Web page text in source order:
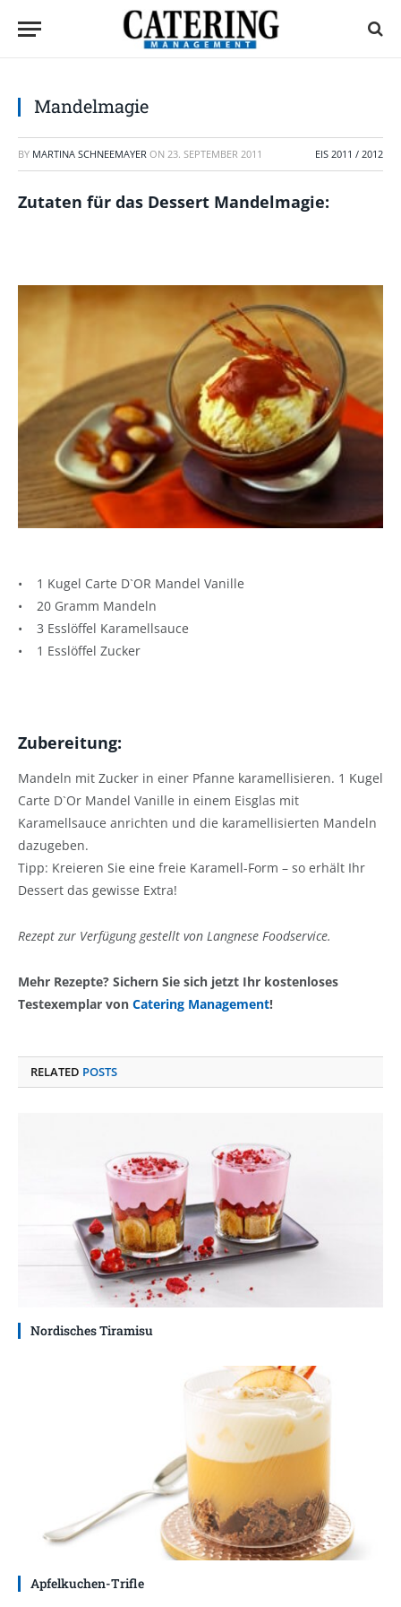
Mandelmagie
BY MARTINA SCHNEEMAYER ON 23. SEPTEMBER 2011 EIS 2011 / 2012
Zutaten für das Dessert Mandelmagie:
• 1 Kugel Carte D`OR Mandel Vanille
• 20 Gramm Mandeln
• 3 Esslöffel Karamellsauce
• 1 Esslöffel Zucker
Zubereitung:
Mandeln mit Zucker in einer Pfanne karamellisieren. 1 Kugel
Carte D`Or Mandel Vanille in einem Eisglas mit
Karamellsauce anrichten und die karamellisierten Mandeln
dazugeben.
Tipp: Kreieren Sie eine freie Karamell-Form – so erhält Ihr
Dessert das gewisse Extra!
Rezept zur Verfügung gestellt von Langnese Foodservice.
Mehr Rezepte? Sichern Sie sich jetzt Ihr kostenloses
Testexemplar von Catering Management!
RELATED POSTS
Nordisches Tiramisu
Apfelkuchen-Trifle